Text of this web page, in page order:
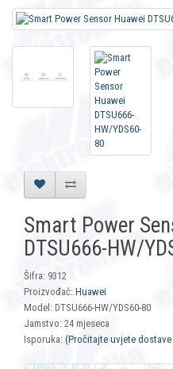
Smart Power
DTSU666-HW/
Šifra: 9312
Proizvođač: Huawei
Model: DTSU666-HW/YDS60-80
Jamstvo: 24 mjeseca
Isporuka: (Pročitajte uvjete